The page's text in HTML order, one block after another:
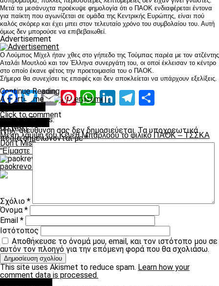
Μετά τα μεσάνυχτα προέκυψε φημολογία ότι ο ΠΑΟΚ ενδιαφέρεται έντονα
για παίκτη που αγωνίζεται σε ομάδα της Κεντρικής Ευρώπης, είναι πού
καλός σκόρερ και έχει μπει στον τελευταίο χρόνο του συμβολαίου του. Αυτή
όμως δεν μπορούσε να επιβεβαιωθεί.
Advertisement
Ο Λούμπος Μϊχελ ήταν χθες στο γήπεδο της Τούμπας παρέα με τον ατζέντης
Αταλάι Μουτλού και τον Έλληνα συνεργάτη του, οι οποί έκλεισαν το κέντρο
στο οποίο έκανε φέτος την προετοιμασία του ο ΠΑΟΚ.
Σήμερα θα συνεχίσει τις επαφές και δεν αποκλείεται να υπάρχουν εξελίξεις.
Facebook
Twitter
EmailPinterest
WhatsApp
LinkedIn
Telegram
Related Topics:
Up Next
Με τη λάμψη του Κένεθ Μπάρλοου το φιλικό ΠΑΟΚ – ΤΣΣΚΑ
Don't Miss
“Είμαστε κοντά στην απόκτηση επιθετικού”
paokrevolution
Continue Reading
Advertisement
You may like
Click to comment
Η ηλ. διεύθυνση σας δεν δημοσιεύεται. Τα υποχρεωτικά
πεδία σημειώνονται με*
Σχόλιο *
Όνομα*
Email *
Ιστότοπος
Αποθήκευσε το όνομά μου, email, και τον ιστότοπο μου σε
αυτόν τον πλοηγό για την επόμενη φορά που θα σχολιάσω.
This site uses Akismet to reduce spam. Learn how your
comment data is processed.